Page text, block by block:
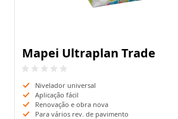
Mapei Ultraplan Trade
Nivelador universal
Aplicação fácil
Renovação e obra nova
Para vários rev. de pavimento